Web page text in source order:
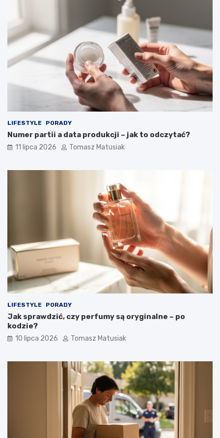
LIFESTYLE PORADY
Numer partii a data produkcji – jak to odczytać?
11 lipca 2026 Tomasz Matusiak
LIFESTYLE PORADY
Jak sprawdzić, czy perfumy są oryginalne – po
kodzie?
10 lipca 2026 Tomasz Matusiak